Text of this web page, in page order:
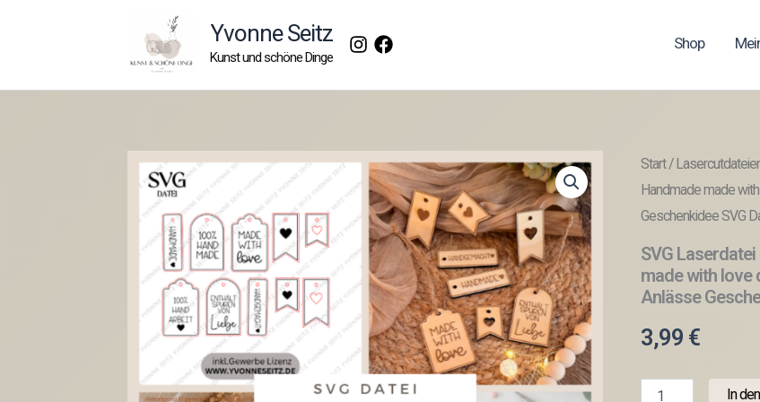
Yvonne Seitz
Kunst und schöne Dinge
Shop
Start/
Handmade made
Geschenkidee SVG
SVG
made with love
Anlässe
3,99 €
In